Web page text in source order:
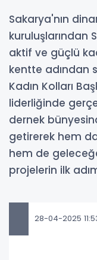
Sakarya'nın
kuruluşlarından
aktif ve güçlü
kentte adından
Kadın Kolları
liderliğinde
dernek
getirerek hem
hem de
projelerin ilk
28-04-2025